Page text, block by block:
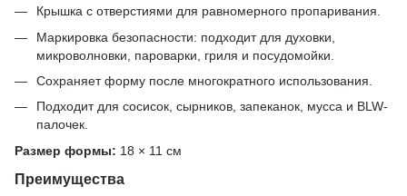
Крышка с отверстиями для равномерного пропаривания.
Маркировка безопасности: подходит для духовки,
микроволновки, пароварки, гриля и посудомойки.
Сохраняет форму после многократного использования.
Подходит для сосисок, сырников, запеканок, мусса и BLW-
палочек.
Размер формы: 18 × 11 см
Преимущества